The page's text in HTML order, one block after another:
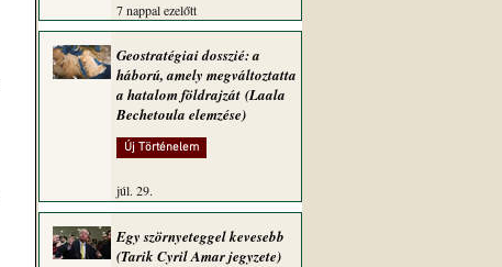
7 nappal ezelőtt
Geostratégiai dosszié: a
háború, amely megváltoztatta
a hatalom földrajzát (Laala
Bechetoula elemzése)
Új Történelem
júl. 29.
Egy szörnyeteggel kevesebb
(Tarik Cyril Amar jegyzete)